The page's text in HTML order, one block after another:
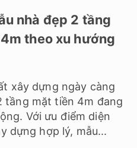
nhà đẹp 2 tầng
theo xu hướng
xây dựng ngày càng
tầng mặt tiền 4m đang
Với ưu điểm diện
dựng hợp lý, mẫu...